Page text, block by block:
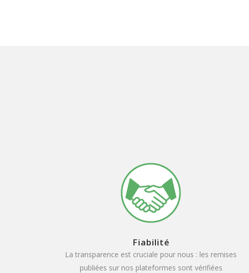
Fiabilité
La transparence est cruciale pour nous : les remises
publiées sur nos plateformes sont vérifiées